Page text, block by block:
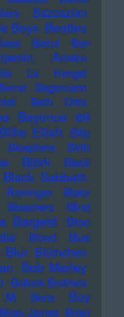
Bazzazian
Boys Beatles
Beirut
Ben
Amaru
La Hengst
Begemann
Beth Ditto
Beyonce
Bill
Billie Eilish
Billy
Biosphere
Birth
Björk
Black
Black Sabbath
Reininger
Blake
Bleachers
Blind
Bargeld
Bloc
Blood
Blue
Blur Blümchen
Bob Marley
Bollock Brothers
M Bono
Boy
Brian James Brian